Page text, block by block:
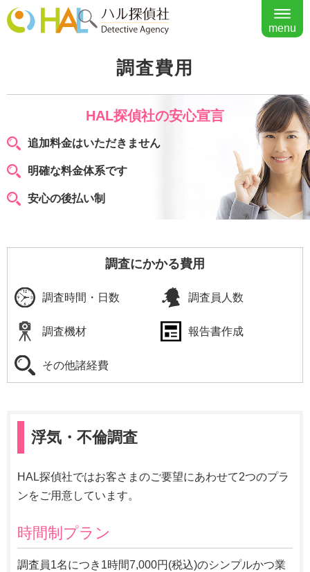
menu
調査費用
HAL探偵社の安心宣言
追加料金はいただきません
明確な料金体系です
安心の後払い制
調査にかかる費用
調査時間・日数 調査員人数
調査機材 報告書作成
その他諸経費
浮気・不倫調査
HAL探偵社ではお客さまのご要望にあわせて2つのプラ
ンをご用意しています。
時間制プラン
調査員1名につき1時間7,000円(税込)のシンプルかつ業